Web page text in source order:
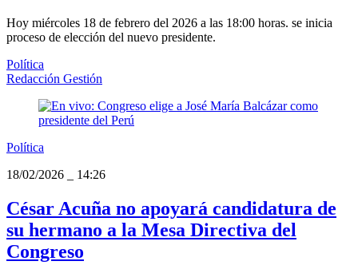
Hoy miércoles 18 de febrero del 2026 a las 18:00 horas. se inicia
proceso de elección del nuevo presidente.
Política
Redacción Gestión
Política
18/02/2026
14:26
César Acuña no apoyará candidatura de
su hermano a la Mesa Directiva del
Congreso